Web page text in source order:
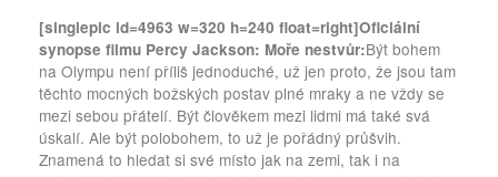
[singlepic id=4963 w=320 h=240 float=right]Oficiální
synopse filmu Percy Jackson: Moře nestvůr:Být bohem
na Olympu není příliš jednoduché, už jen proto, že jsou tam
těchto mocných božských postav plné mraky a ne vždy se
mezi sebou přátelí. Být člověkem mezi lidmi má také svá
úskalí. Ale být polobohem, to už je pořádný průšvih.
Znamená to hledat si své místo jak na zemi, tak i na